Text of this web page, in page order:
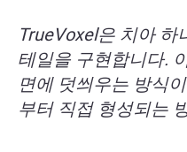
TrueVoxel은 치아 하
테일을 구현합니다.
면에 덧씌우는 방식
부터 직접 형성되는